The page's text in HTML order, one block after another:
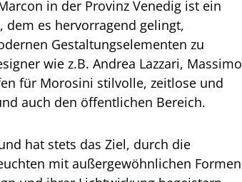
in der Provinz Venedig ist ein
es hervorragend gelingt,
Gestaltungselementen zu
wie z.B. Andrea Lazzari, Massimo
für Morosini stilvolle, zeitlose und
auch den öffentlichen Bereich.
hat stets das Ziel, durch die
mit außergewöhnlichen Formen